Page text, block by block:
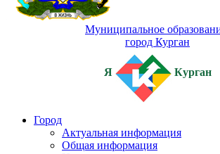
Муниципальное
город Курган
Я Курган
Город
Актуальная информация
Общая информация